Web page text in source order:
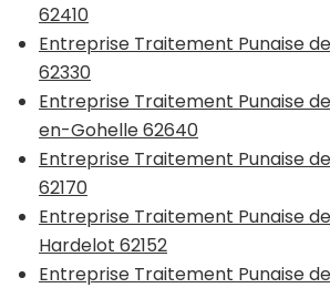
62410
Entreprise Traitement Punaise
62330
Entreprise Traitement Punaise
en-Gohelle 62640
Entreprise Traitement Punaise
62170
Entreprise Traitement Punaise
Hardelot 62152
Entreprise Traitement Punaise